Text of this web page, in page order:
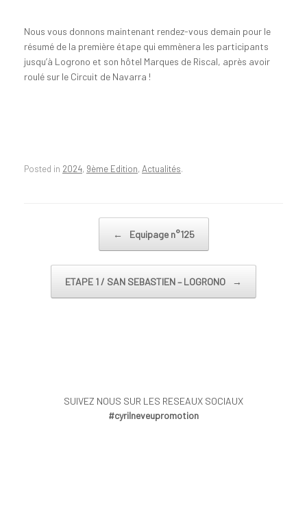
Nous vous donnons maintenant rendez-vous demain pour le
résumé de la première étape qui emmènera les participants
jusqu’à Logrono et son hôtel Marques de Riscal, après avoir
roulé sur le Circuit de Navarra !
Posted in 2024, 9ème Edition, Actualités.
← Equipage n°125
ETAPE 1 / SAN SEBASTIEN – LOGRONO →
SUIVEZ NOUS SUR LES RESEAUX SOCIAUX
#cyrilneveupromotion